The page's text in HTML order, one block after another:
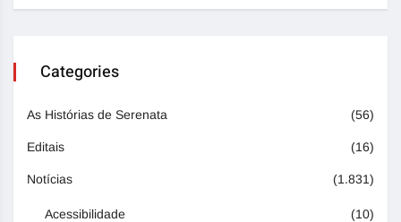
Categories
As Histórias de Serenata (56)
Editais (16)
Notícias (1.831)
Acessibilidade (10)